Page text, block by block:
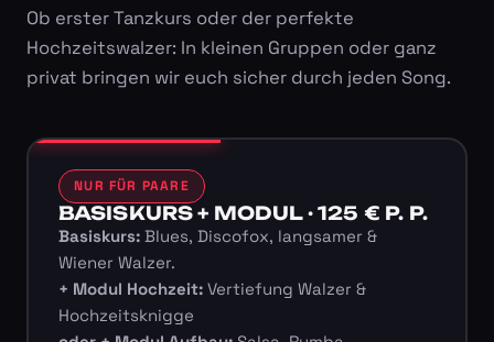
Ob erster Tanzkurs oder der perfekte
Hochzeitswalzer: In kleinen Gruppen oder ganz
privat bringen wir euch sicher durch jeden Song.
NUR FÜR PAARE
BASISKURS + MODUL · 125 € P. P.
Basiskurs:Blues, Discofox, langsamer &
Wiener Walzer.
+ Modul Hochzeit:Vertiefung Walzer &
Hochzeitsknigge